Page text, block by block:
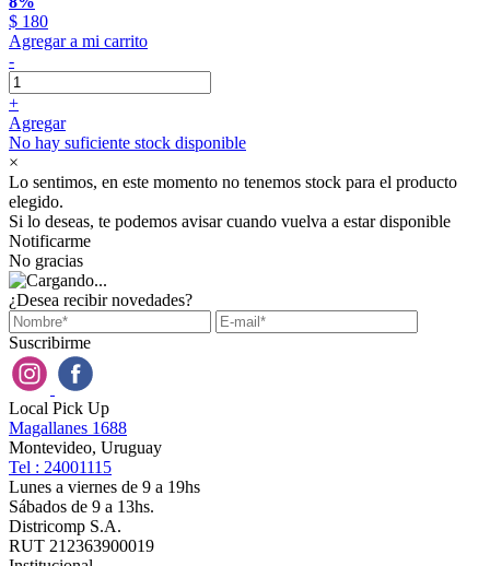
$ 180
Agregar a mi carrito
-
+
Agregar
No hay suficiente stock disponible
×
Lo sentimos, en este momento no tenemos stock para el producto
elegido.
Si lo deseas, te podemos avisar cuando vuelva a estar disponible
Notificarme
No gracias
¿Desea recibir novedades?
Suscribirme
Local Pick Up
Magallanes 1688
Montevideo, Uruguay
Tel : 24001115
Lunes a viernes de 9 a 19hs
Sábados de 9 a 13hs.
Districomp S.A.
RUT 212363900019